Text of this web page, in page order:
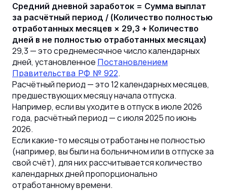
Средний дневной заработок = Сумма выплат
за расчётный период / (Количество полностью
отработанных месяцев × 29,3 + Количество
дней в не полностью отработанных месяцах)
29,3 — это среднемесячное число календарных
дней, установленное Постановлением
Правительства РФ № 922.
Расчётный период — это 12 календарных месяцев,
предшествующих месяцу начала отпуска.
Например, если вы уходите в отпуск в июле 2026
года, расчётный период — с июля 2025 по июнь
2026.
Если какие-то месяцы отработаны не полностью
(например, вы были на больничном или в отпуске за
свой счёт), для них рассчитывается количество
календарных дней пропорционально
отработанному времени.